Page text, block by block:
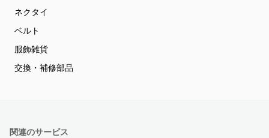
ネクタイ
ベルト
服飾雑貨
交換・補修部品
関連のサービス